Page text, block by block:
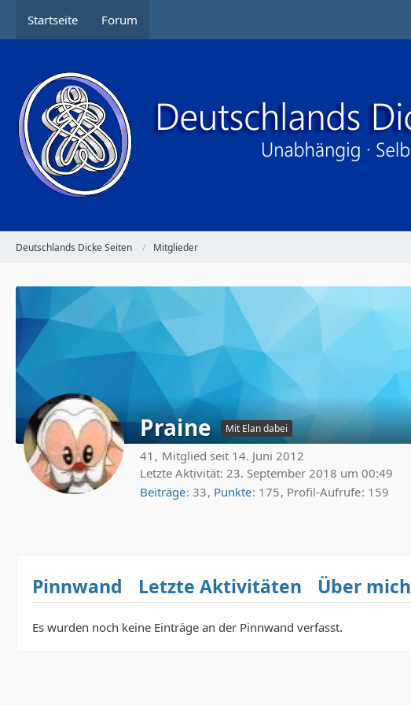
Startseite Forum
Deutschlands Dicke Seiten Mitglieder
Praine Mit Elan dabei
41
Mitglied seit 14. Juni 2012
Letzte Aktivität: 23. September 2018 um 00:49
Beiträge 33 Punkte 175 Profil-Aufrufe 159
Pinnwand Letzte Aktivitäten Über mich
Es wurden noch keine Einträge an der Pinnwand verfasst.